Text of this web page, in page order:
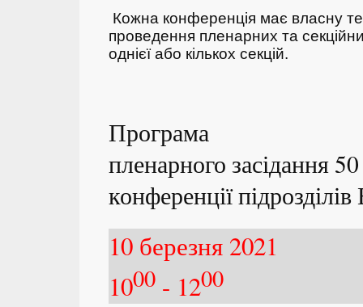
Кожна конференція має власну
проведення пленарних та
однієї або кількох секцій.
Програма
пленарного засідання
конференції
10 березня 2021
1000 - 1200